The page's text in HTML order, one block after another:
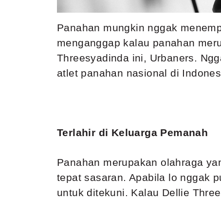
Panahan mungkin nggak
menganggap kalau panahan
Threesyadinda ini, Urbaners.
atlet panahan nasional di
Terlahir di Keluarga Pemanah
Panahan merupakan olahraga
tepat sasaran. Apabila lo nggak
untuk ditekuni. Kalau Dellie